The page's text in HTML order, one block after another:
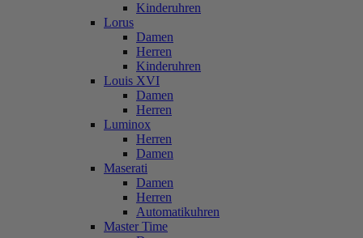
Kinderuhren
Lorus
Damen
Herren
Kinderuhren
Louis XVI
Damen
Herren
Luminox
Herren
Damen
Maserati
Damen
Herren
Automatikuhren
Master Time